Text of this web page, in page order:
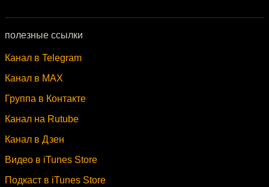
полезные ссылки
Канал в Telegram
Канал в MAX
Группа в Контакте
Канал на Rutube
Канал в Дзен
Видео в iTunes Store
Подкаст в iTunes Store